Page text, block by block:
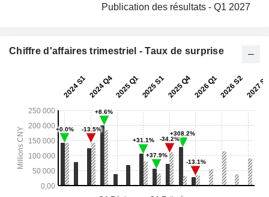
Publication des résultats - Q1 2027
Chiffre d'affaires trimestriel - Taux de surprise